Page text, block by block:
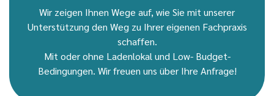
Wir zeigen Ihnen Wege auf, wie Sie mit unserer
Unterstützung den Weg zu Ihrer eigenen Fachpraxis
schaffen.
Mit oder ohne Ladenlokal und Low- Budget-
Bedingungen. Wir freuen uns über Ihre Anfrage!